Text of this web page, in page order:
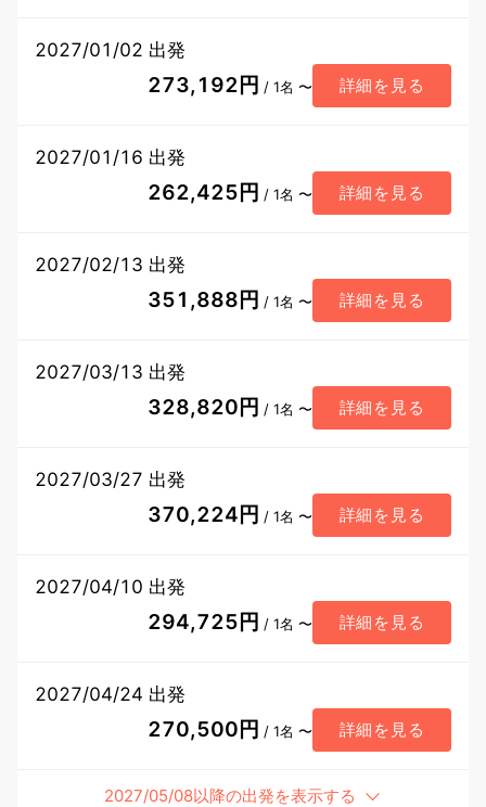
2027/01/02 出発
273,192円 / 1名 〜 詳細を見る
2027/01/16 出発
262,425円 / 1名 〜 詳細を見る
2027/02/13 出発
351,888円 / 1名 〜 詳細を見る
2027/03/13 出発
328,820円 / 1名 〜 詳細を見る
2027/03/27 出発
370,224円 / 1名 〜 詳細を見る
2027/04/10 出発
294,725円 / 1名 〜 詳細を見る
2027/04/24 出発
270,500円 / 1名 〜 詳細を見る
2027/05/08以降の出発を表示する